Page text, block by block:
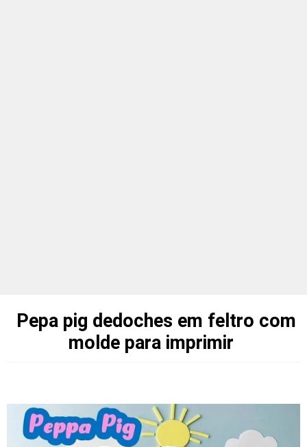
Pepa pig dedoches em feltro com
molde para imprimir